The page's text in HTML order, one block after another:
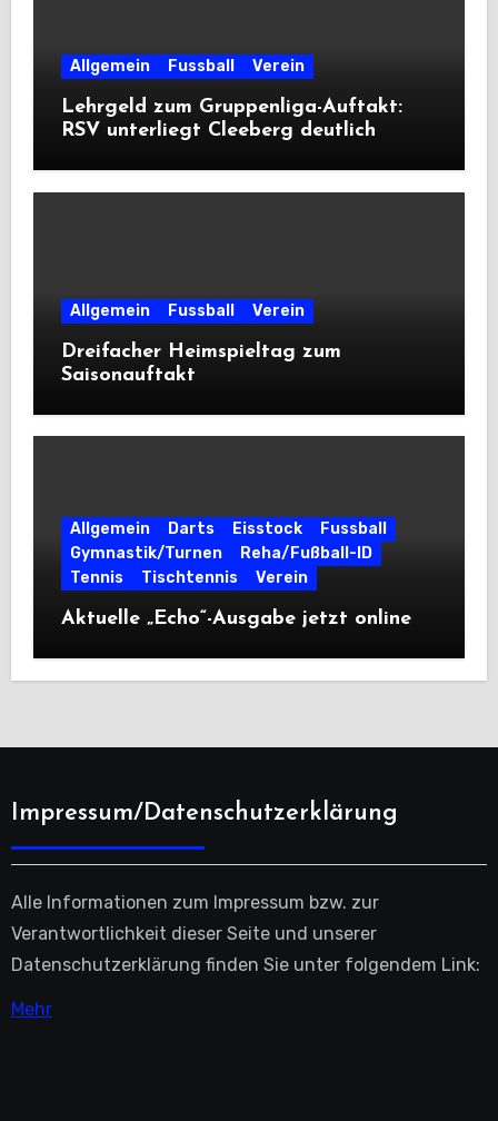
Allgemein Fussball Verein
Lehrgeld zum Gruppenliga-Auftakt:
RSV unterliegt Cleeberg deutlich
Allgemein Fussball Verein
Dreifacher Heimspieltag zum
Saisonauftakt
Allgemein Darts Eisstock
Fussball
Gymnastik/Turnen
Reha/Fußball-ID
Tennis
Tischtennis Verein
Aktuelle „Echo“-Ausgabe jetzt online
Impressum/Datenschutzerklärung
Alle Informationen zum Impressum bzw. zur
Verantwortlichkeit dieser Seite und unserer
Datenschutzerklärung finden Sie unter folgendem Link:
Mehr